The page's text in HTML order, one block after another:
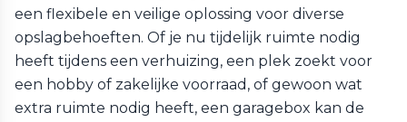
een flexibele en veilige oplossing voor diverse
opslagbehoeften. Of je nu tijdelijk ruimte nodig
heeft tijdens een verhuizing, een plek zoekt voor
een hobby of zakelijke voorraad, of gewoon wat
extra ruimte nodig heeft, een garagebox kan de